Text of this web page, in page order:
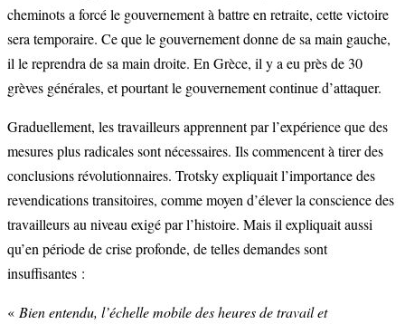
cheminots a forcé le gouvernement à battre en retraite, cette victoire
sera temporaire. Ce que le gouvernement donne de sa main gauche,
il le reprendra de sa main droite. En Grèce, il y a eu près de 30
grèves générales, et pourtant le gouvernement continue d’attaquer.
Graduellement, les travailleurs apprennent par l’expérience que des
mesures plus radicales sont nécessaires. Ils commencent à tirer des
conclusions révolutionnaires. Trotsky expliquait l’importance des
revendications transitoires, comme moyen d’élever la conscience des
travailleurs au niveau exigé par l’histoire. Mais il expliquait aussi
qu’en période de crise profonde, de telles demandes sont
insuffisantes :
« Bien entendu, l’échelle mobile des heures de travail et